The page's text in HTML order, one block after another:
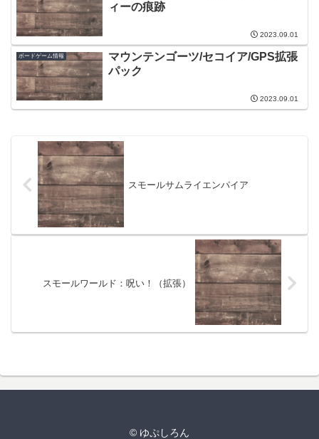
ィーの痕跡
2023.09.01
ボードゲーム情報
マウンテンゴーツ/セコイア/GPS拡張
パック
2023.09.01
スモールサムライエンパイア
スモールワールド：呪い！（拡張）
© ゆぷしろん